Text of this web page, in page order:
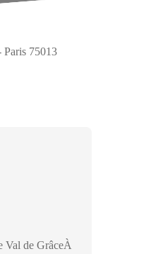
Paris 75013
de GrâceÀ